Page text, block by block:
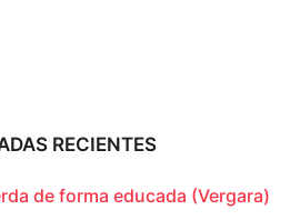
RECIENTES
de forma educada (Vergara)